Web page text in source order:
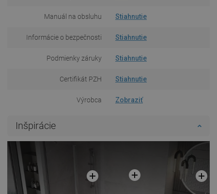
Manuál na obsluhu Stiahnutie
Informácie o bezpečnosti Stiahnutie
Podmienky záruky Stiahnutie
Certifikát PZH Stiahnutie
Výrobca Zobraziť
Inšpirácie